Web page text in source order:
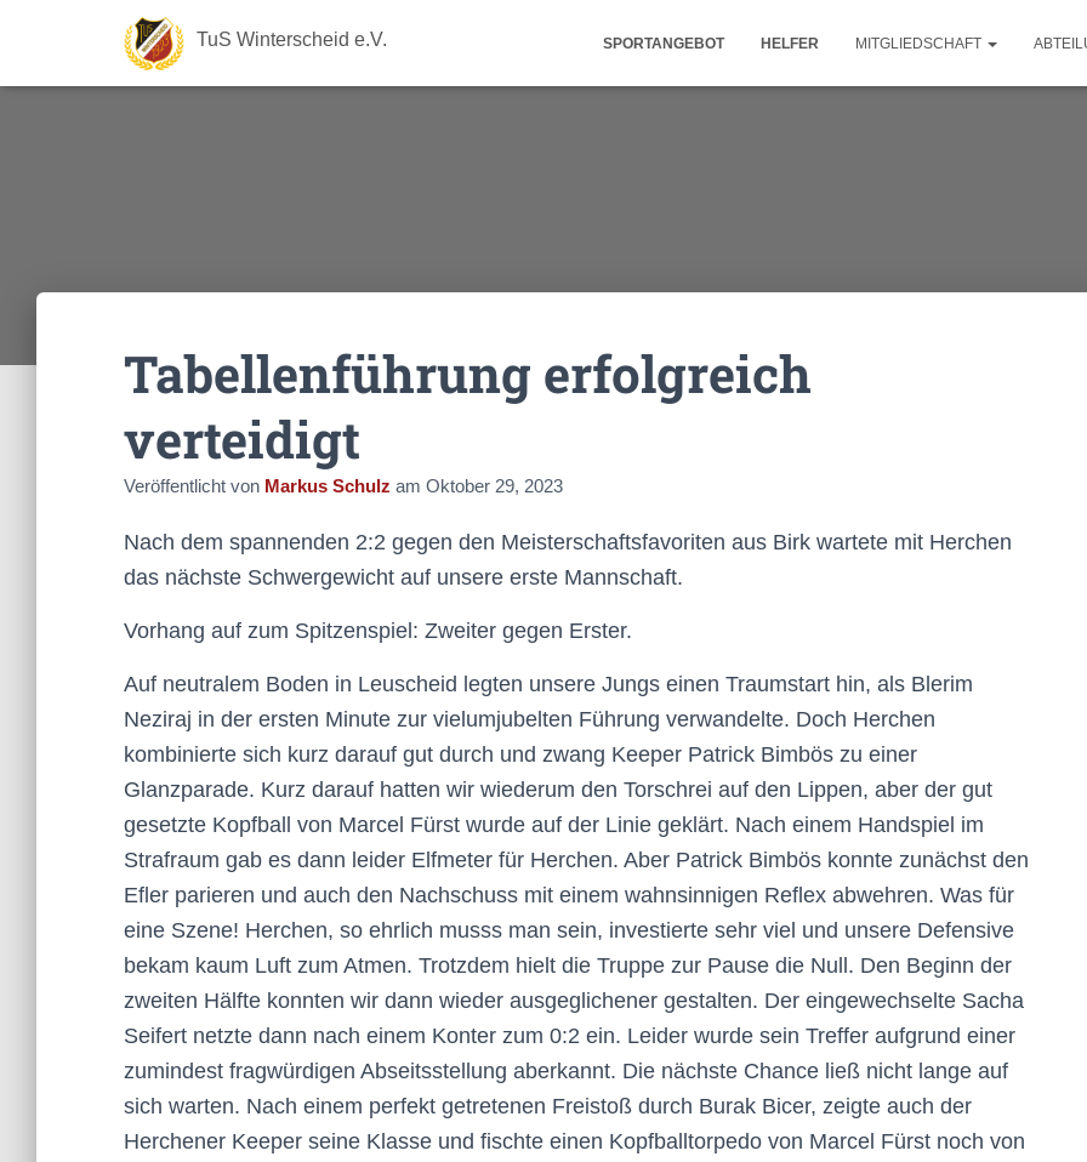
TuS Winterscheid e.V. SPORTANGEBOT HELFER MITGLIEDSCHAFT
Tabellenführung erfolgreich
verteidigt
Veröffentlicht von Markus Schulz am Oktober 29, 2023
Nach dem spannenden 2:2 gegen den Meisterschaftsfavoriten aus Birk wartete mit Herchen
das nächste Schwergewicht auf unsere erste Mannschaft.
Vorhang auf zum Spitzenspiel: Zweiter gegen Erster.
Auf neutralem Boden in Leuscheid legten unsere Jungs einen Traumstart hin, als Blerim
Neziraj in der ersten Minute zur vielumjubelten Führung verwandelte. Doch Herchen
kombinierte sich kurz darauf gut durch und zwang Keeper Patrick Bimbös zu einer
Glanzparade. Kurz darauf hatten wir wiederum den Torschrei auf den Lippen, aber der gut
gesetzte Kopfball von Marcel Fürst wurde auf der Linie geklärt. Nach einem Handspiel im
Strafraum gab es dann leider Elfmeter für Herchen. Aber Patrick Bimbös konnte zunächst den
Efler parieren und auch den Nachschuss mit einem wahnsinnigen Reflex abwehren. Was für
eine Szene! Herchen, so ehrlich musss man sein, investierte sehr viel und unsere Defensive
bekam kaum Luft zum Atmen. Trotzdem hielt die Truppe zur Pause die Null. Den Beginn der
zweiten Hälfte konnten wir dann wieder ausgeglichener gestalten. Der eingewechselte Sacha
Seifert netzte dann nach einem Konter zum 0:2 ein. Leider wurde sein Treffer aufgrund einer
zumindest fragwürdigen Abseitsstellung aberkannt. Die nächste Chance ließ nicht lange auf
sich warten. Nach einem perfekt getretenen Freistoß durch Burak Bicer, zeigte auch der
Herchener Keeper seine Klasse und fischte einen Kopfballtorpedo von Marcel Fürst noch von